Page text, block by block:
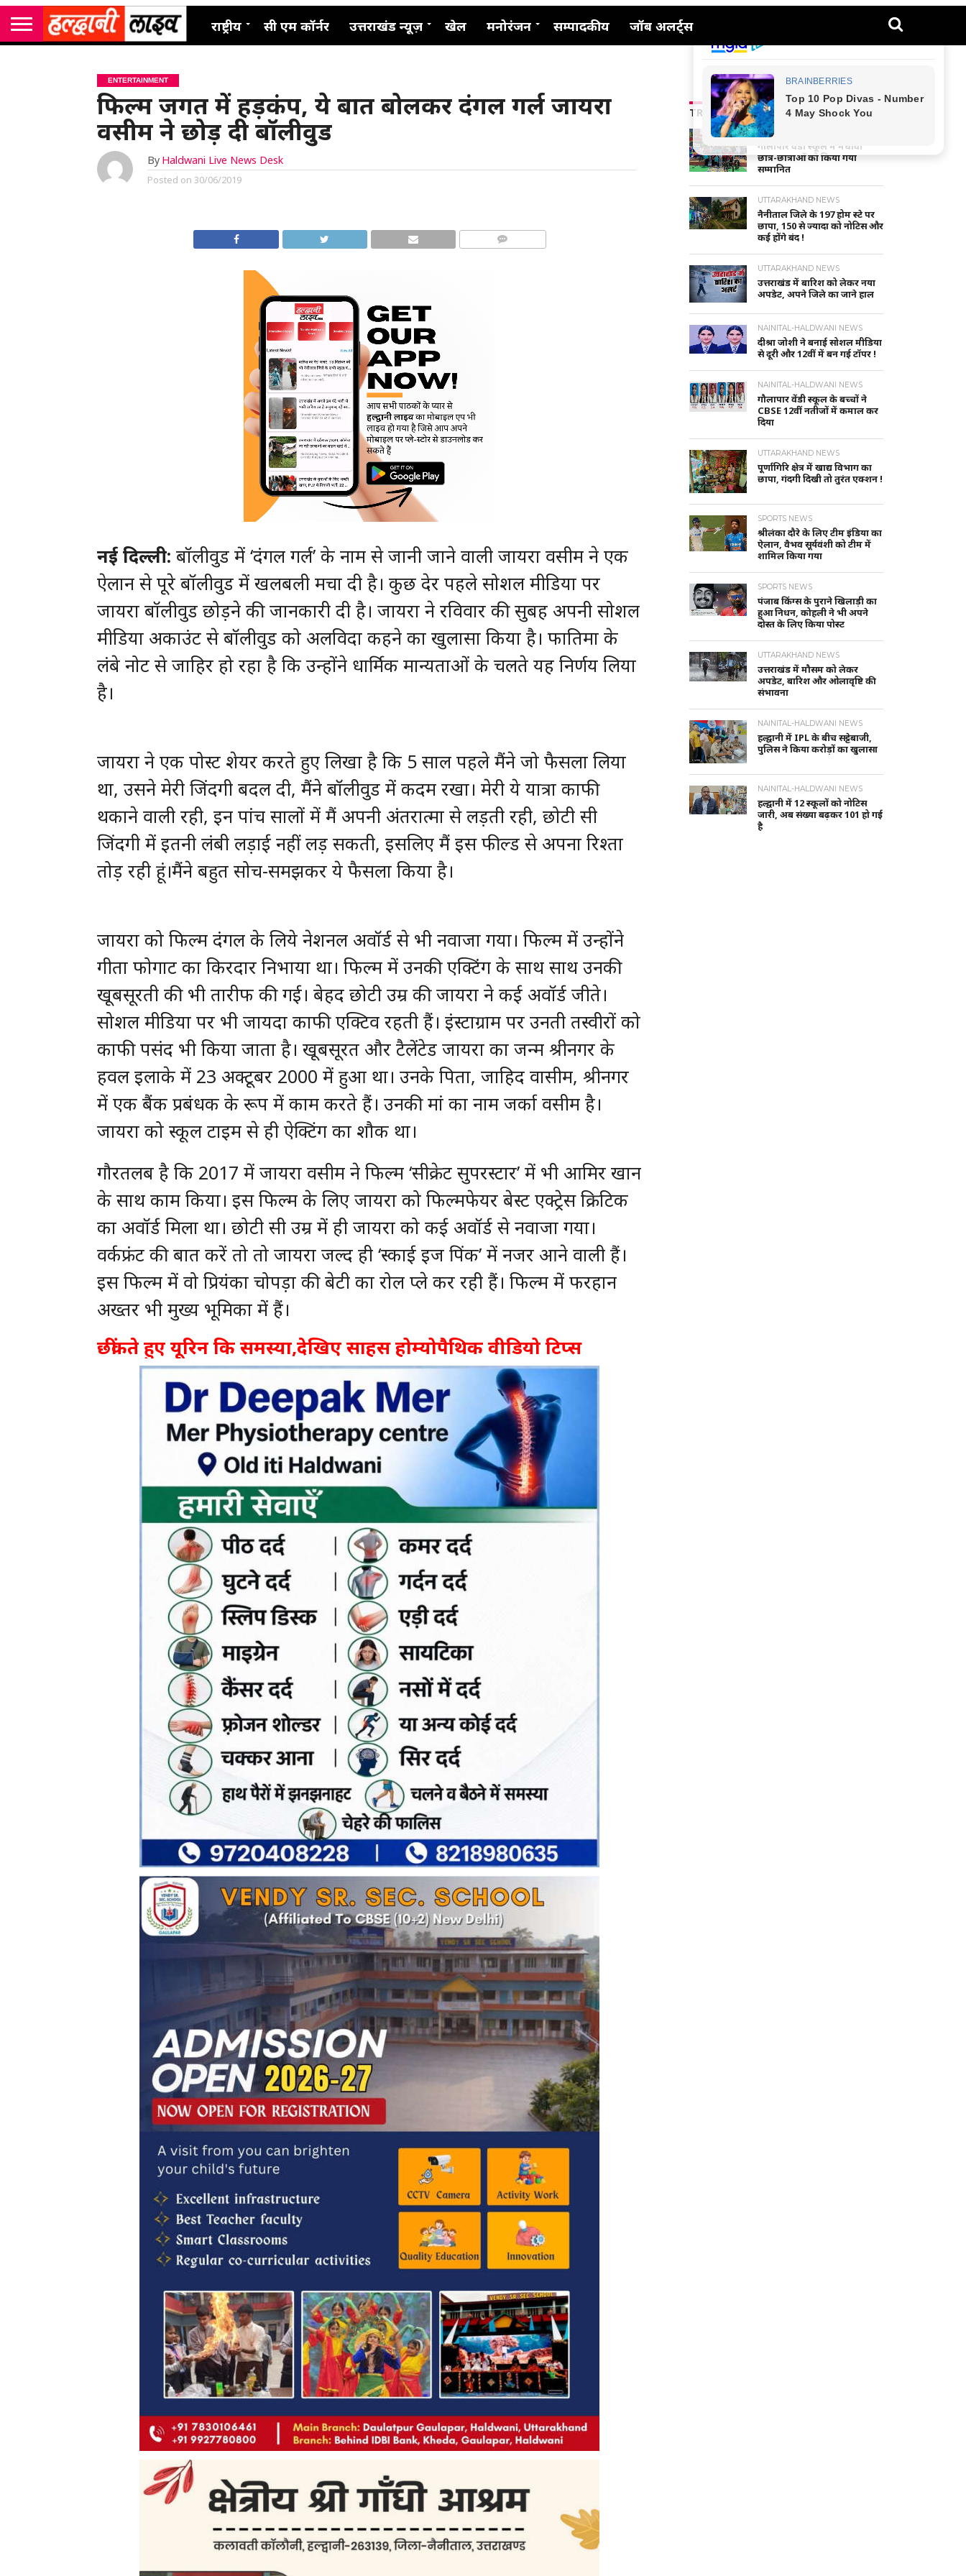
राष्ट्रीय सी एम कॉर्नर उत्तराखंड न्यूज़ खेल मनोरंजन सम्पादकीय जॉब अलर्ट्स
ENTERTAINMENT
फिल्म जगत में हड़कंप, ये बात बोलकर दंगल गर्ल जायरा
वसीम ने छोड़ दी बॉलीवुड
By Haldwani Live News Desk
Posted on 30/06/2019
नई दिल्ली: बॉलीवुड में ‘दंगल गर्ल’ के नाम से जानी जाने वाली जायरा वसीम ने एक
ऐलान से पूरे बॉलीवुड में खलबली मचा दी है। कुछ देर पहले सोशल मीडिया पर
जायरा बॉलीवुड छोड़ने की जानकारी दी है। जायरा ने रविवार की सुबह अपनी सोशल
मीडिया अकाउंट से बॉलीवुड को अलविदा कहने का खुलासा किया है। फातिमा के
लंबे नोट से जाहिर हो रहा है कि उन्होंने धार्मिक मान्यताओं के चलते यह निर्णय लिया
है।
जायरा ने एक पोस्ट शेयर करते हुए लिखा है कि 5 साल पहले मैंने जो फैसला लिया
था, उसने मेरी जिंदगी बदल दी, मैंने बॉलीवुड में कदम रखा। मेरी ये यात्रा काफी
थकाने वाली रही, इन पांच सालों में मैं अपनी अंतरात्मा से लड़ती रही, छोटी सी
जिंदगी में इतनी लंबी लड़ाई नहीं लड़ सकती, इसलिए मैं इस फील्ड से अपना रिश्ता
तोड़ रही हूं।मैंने बहुत सोच-समझकर ये फैसला किया है।
जायरा को फिल्‍म दंगल के लिये नेशनल अवॉर्ड से भी नवाजा गया। फिल्‍म में उन्‍होंने
गीता फोगाट का किरदार निभाया था। फिल्‍म में उनकी एक्‍टिंग के साथ साथ उनकी
खूबसूरती की भी तारीफ की गई। बेहद छोटी उम्र की जायरा ने कई अवॉर्ड जीते।
सोशल मीडिया पर भी जायदा काफी एक्‍टिव रहती हैं। इंस्‍टाग्राम पर उनती तस्‍वीरों को
काफी पसंद भी किया जाता है। खूबसूरत और टैलेंटेड जायरा का जन्म श्रीनगर के
हवल इलाके में 23 अक्टूबर 2000 में हुआ था। उनके पिता, जाहिद वासीम, श्रीनगर
में एक बैंक प्रबंधक के रूप में काम करते हैं। उनकी मां का नाम जर्का वसीम है।
जायरा को स्कूल टाइम से ही ऐक्टिंग का शौक था।
गौरतलब है कि 2017 में जायरा वसीम ने फिल्म ‘सीक्रेट सुपरस्टार’ में भी आमिर खान
के साथ काम किया। इस फिल्म के लिए जायरा को फिल्मफेयर बेस्ट एक्ट्रेस क्रिटिक
का अवॉर्ड मिला था। छोटी सी उम्र में ही जायरा को कई अवॉर्ड से नवाजा गया।
वर्कफ्रंट की बात करें तो तो जायरा जल्द ही ‘स्काई इज पिंक’ में नजर आने वाली हैं।
इस फिल्म में वो प्रियंका चोपड़ा की बेटी का रोल प्ले कर रही हैं। फिल्म में फरहान
अख्तर भी मुख्य भूमिका में हैं।
छींकते हुए यूरिन कि समस्या,देखिए साहस होम्योपैथिक वीडियो टिप्स
TRENDING NEWS
NAINITAL-HALDWANI NEWS
गौलापार वैंडी स्कूल में मेधावी
छात्र-छात्राओं को किया गया
सम्मानित
UTTARAKHAND NEWS
नैनीताल जिले के 197 होम स्टे पर
छापा, 150 से ज्यादा को नोटिस और
कई होंगे बंद !
UTTARAKHAND NEWS
उत्तराखंड में बारिश को लेकर नया
अपडेट, अपने जिले का जाने हाल
NAINITAL-HALDWANI NEWS
दीश्रा जोशी ने बनाई सोशल मीडिया
से दूरी और 12वीं में बन गई टॉपर !
NAINITAL-HALDWANI NEWS
गौलापार वेंडी स्कूल के बच्चों ने
CBSE 12वीं नतीजों में कमाल कर
दिया
UTTARAKHAND NEWS
पूर्णागिरि क्षेत्र में खाद्य विभाग का
छापा, गंदगी दिखी तो तुरंत एक्शन !
SPORTS NEWS
श्रीलंका दौरे के लिए टीम इंडिया का
ऐलान, वैभव सूर्यवंशी को टीम में
शामिल किया गया
SPORTS NEWS
पंजाब किंग्स के पुराने खिलाड़ी का
हुआ निधन, कोहली ने भी अपने
दोस्त के लिए किया पोस्ट
UTTARAKHAND NEWS
उत्तराखंड में मौसम को लेकर
अपडेट, बारिश और ओलावृष्टि की
संभावना
NAINITAL-HALDWANI NEWS
हल्द्वानी में IPL के बीच सट्टेबाजी,
पुलिस ने किया करोड़ों का खुलासा
NAINITAL-HALDWANI NEWS
हल्द्वानी में 12 स्कूलों को नोटिस
जारी, अब संख्या बढ़कर 101 हो गई
है